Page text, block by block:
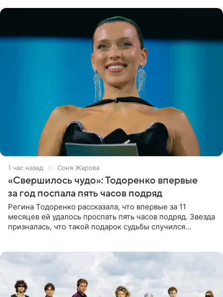
1 час назад Соня Жарова
«Свершилось чудо»: Тодоренко впервые
за год поспала пять часов подряд
Регина Тодоренко рассказала, что впервые за 11
месяцев ей удалось проспать пять часов подряд. Звезда
призналась, что такой подарок судьбы случился